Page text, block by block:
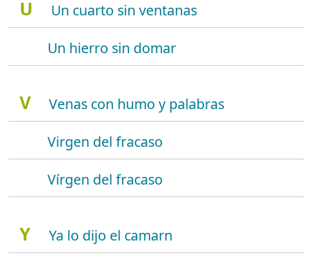
U
Un cuarto sin ventanas
Un hierro sin domar
V
Venas con humo y palabras
Virgen del fracaso
Vírgen del fracaso
Y
Ya lo dijo el camarn